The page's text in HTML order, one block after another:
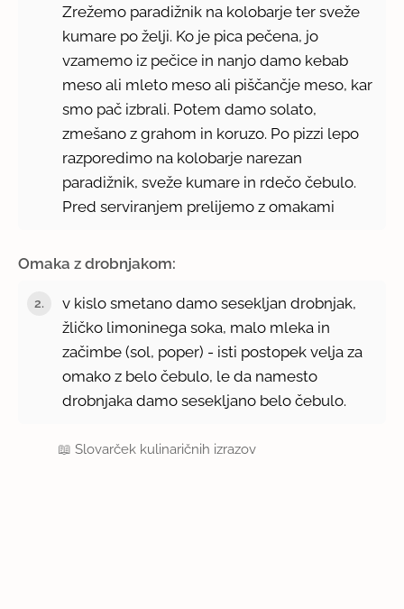
Zrežemo paradižnik na kolobarje ter sveže
kumare po želji. Ko je pica pečena, jo
vzamemo iz pečice in nanjo damo kebab
meso ali mleto meso ali piščančje meso, kar
smo pač izbrali. Potem damo solato,
zmešano z grahom in koruzo. Po pizzi lepo
razporedimo na kolobarje narezan
paradižnik, sveže kumare in rdečo čebulo.
Pred serviranjem prelijemo z omakami
Omaka z drobnjakom:
v kislo smetano damo sesekljan drobnjak,
žličko limoninega soka, malo mleka in
začimbe (sol, poper) - isti postopek velja za
omako z belo čebulo, le da namesto
drobnjaka damo sesekljano belo čebulo.
📖Slovarček kulinaričnih izrazov